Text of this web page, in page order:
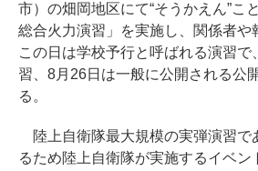
市）の畑岡地区にて“そうかえん”こ
総合火力演習」を実施し、関係者や
この日は学校予行と呼ばれる演習で
習、8月26日は一般に公開される公
る。
陸上自衛隊最大規模の実弾演習で
るため陸上自衛隊が実施するイベン